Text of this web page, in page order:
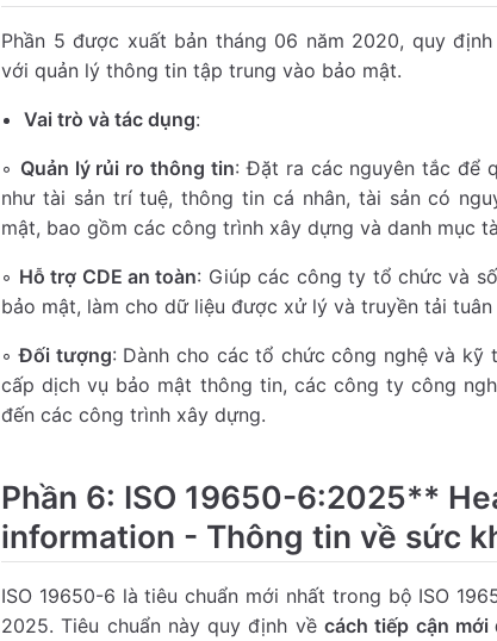
Phần 5 được xuất bản tháng 06 năm 2020, quy
với quản lý thông tin tập trung vào bảo mật.
Vai trò và tác dụng:
◦ Quản lý rủi ro thông tin: Đặt ra các nguyên tắc để
như tài sản trí tuệ, thông tin cá nhân, tài sản có
mật, bao gồm các công trình xây dựng và danh mục
◦ Hỗ trợ CDE an toàn: Giúp các công ty tổ chức và
bảo mật, làm cho dữ liệu được xử lý và truyền tải tuân
◦Đối tượng: Dành cho các tổ chức công nghệ và kỹ
cấp dịch vụ bảo mật thông tin, các công ty công
đến các công trình xây dựng.
Phần 6: ISO 19650-6:2025**
information - Thông tin về sức
ISO 19650-6 là tiêu chuẩn mới nhất trong bộ ISO
2025. Tiêu chuẩn này quy định về cách tiếp cận